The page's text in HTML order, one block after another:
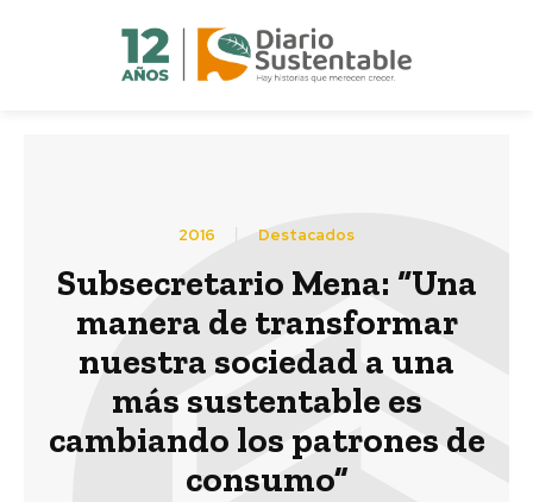
2016 Destacados
Subsecretario Mena: “Una
manera de transformar
nuestra sociedad a una
más sustentable es
cambiando los patrones de
consumo”